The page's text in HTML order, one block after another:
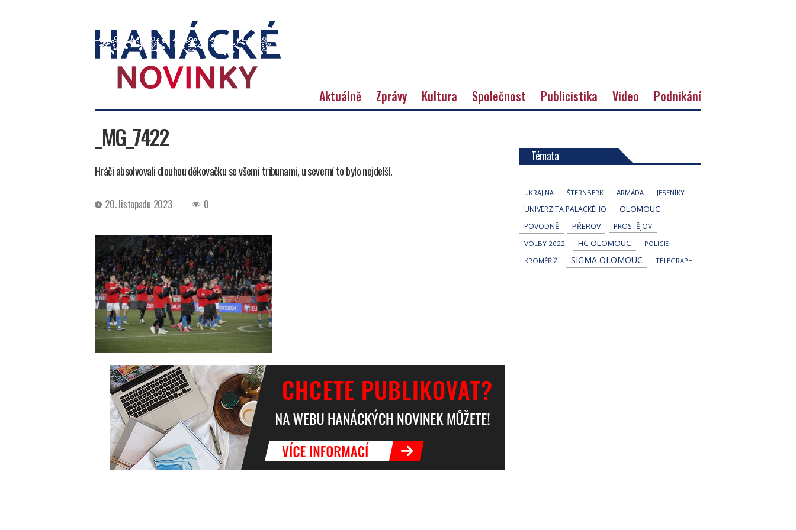
novinky
Aktuálně Zprávy Kultura Společnost Publicistika Video Podnikání
_MG_7422
Hráči absolvovali dlouhou děkovačku se všemi tribunami, u severní to bylo nejdelší.
Datum
příspěvku
20. listopadu 2023 0
Témata
UKRAJINA ŠTERNBERK ARMÁDA JESENÍKY
UNIVERZITA PALACKÉHO OLOMOUC
POVODNĚ PŘEROV PROSTĚJOV
VOLBY 2022 HC OLOMOUC
POLICIE
KROMĚŘÍŽ
SIGMA OLOMOUC TELEGRAPH